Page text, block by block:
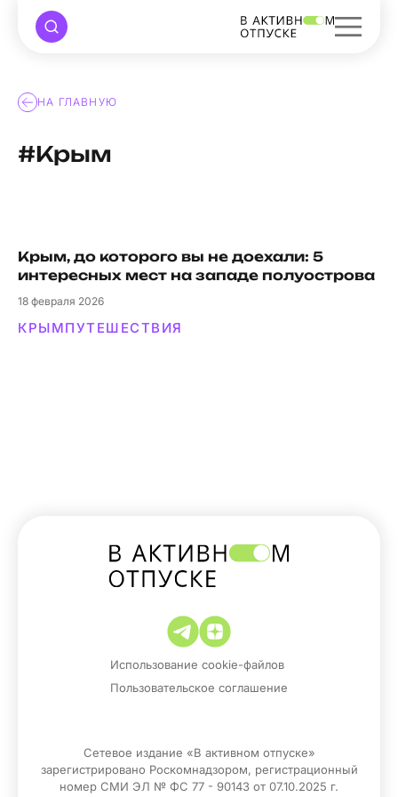
НА ГЛАВНУЮ
#Крым
Крым, до которого вы не доехали: 5
интересных мест на западе полуострова
18 февраля 2026
КРЫМПУТЕШЕСТВИЯ
Использование cookie-файлов
Пользовательское соглашение
Сетевое издание «В активном отпуске»
зарегистрировано Роскомнадзором, регистрационный
номер СМИ ЭЛ № ФС 77 - 90143 от 07.10.2025 г.